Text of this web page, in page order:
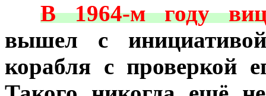
В 1964-м году
вышел с
корабля с проверкой